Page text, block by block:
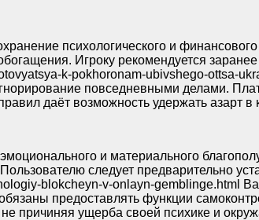
психологического и
Игроку рекомендуется
k-pokhoronam-ubivshego-ottsa-
повседневными делами.
даёт возможность удержать азарт
и материального
следует предварительно
blokcheyn-v-onlayn-gemblinge.html
предоставлять функции
причиняя ущерба своей психике и